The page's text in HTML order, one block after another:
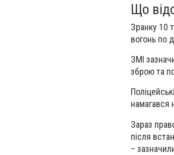
Що
Зранку 10
вогонь по
ЗМІ
зброю та
намагався
Зараз
після
–